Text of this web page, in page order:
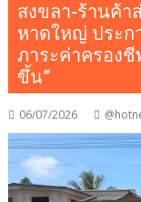
สงขลา-ร้านค้า
หาดใหญ่ ประก
ภาระค่าครอง
ขึ้น”
06/07/2026